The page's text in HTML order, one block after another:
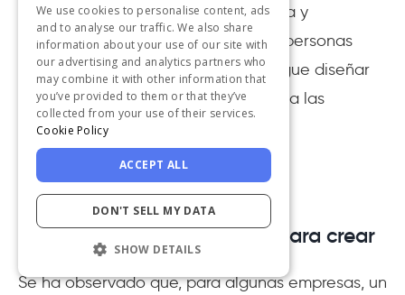
objetivo concreto de forma atractiva y
memorable. Con la ayuda de estas personas
semi-ficticias, todo tu equipo consigue diseñar
el producto de forma que responda a las
necesidades de los usuarios.
¿Es suficiente una persona para crear
un perfil de usuario?
Se ha observado que, para algunas empresas, un
We use cookies to personalise content, ads
and to analyse our traffic. We also share
information about your use of our site with
our advertising and analytics partners who
may combine it with other information that
you’ve provided to them or that they’ve
collected from your use of their services.
Cookie Policy
ACCEPT ALL
DON'T SELL MY DATA
SHOW DETAILS